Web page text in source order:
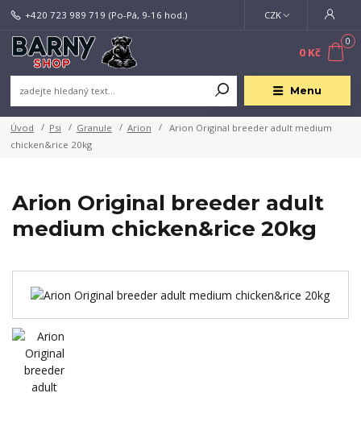
Menu
CZK
+420 723 989 719 (Po-Pá, 9-16 hod.)
0
0 Kč
Úvod Psi Granule Arion
Arion Original breeder adult medium
chicken&rice 20kg
Arion Original breeder adult
medium chicken&rice 20kg